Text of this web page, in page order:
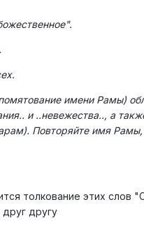
имени Рамы)
и ..невежества.., а
Повторяйте имя
толкование этих слов
друг другу